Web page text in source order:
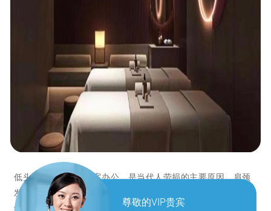
尊敬的VIP贵宾
低头看手机、长期伏案办公，是当代人劳损的主要原因。肩颈
发硬、后背发紧、久坐腰酸、转头僵硬，都是肌肉长期紧张、
经络不通的信号。专业中式推拿按摩，不走表面流程，主打深